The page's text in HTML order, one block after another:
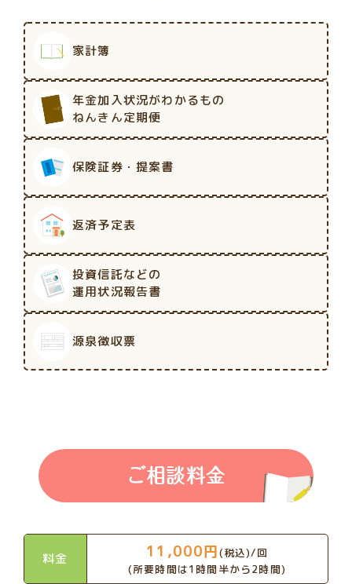
家計簿
年金加入状況がわかるもの
ねんきん定期便
保険証券・提案書
返済予定表
投資信託などの
運用状況報告書
源泉徴収票
ご相談料金
料金 11,000円(税込)/回
(所要時間は1時間半から2時間)